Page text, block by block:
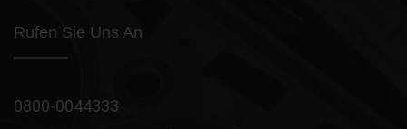
Rufen Sie Uns An
0800-0044333